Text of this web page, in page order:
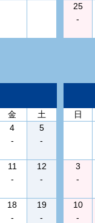
25
-
金
土
4
-
5
-
11
-
12
-
18
-
19
-
日
3
-
10
-